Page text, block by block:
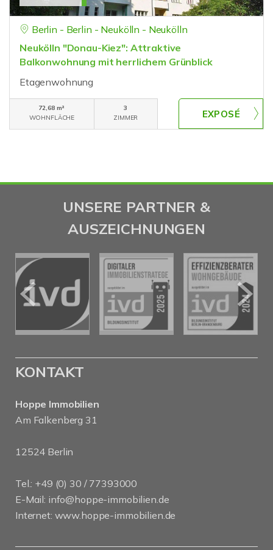
Berlin - Berlin - Neukölln - Neukölln
Neukölln "Donau-Kiez": Attraktive
Balkonwohnung mit herrlichem Grünblick
Etagenwohnung
72,68 m²
WOHNFLÄCHE
3
ZIMMER
UNSERE PARTNER &
AUSZEICHNUNGEN
KONTAKT
Hoppe Immobilien
Am Falkenberg 31
12524 Berlin
Tel.: +49 (0) 30 / 77393000
E-Mail: info@hoppe-immobilien.de
Internet: www.hoppe-immobilien.de